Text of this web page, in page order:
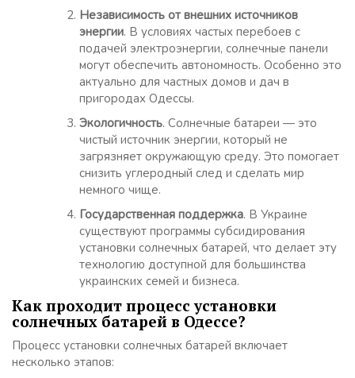
Независимость от внешних источников
энергии. В условиях частых перебоев с
подачей электроэнергии, солнечные панели
могут обеспечить автономность. Особенно это
актуально для частных домов и дач в
пригородах Одессы.
Экологичность. Солнечные батареи — это
чистый источник энергии, который не
загрязняет окружающую среду. Это помогает
снизить углеродный след и сделать мир
немного чище.
Государственная поддержка. В Украине
существуют программы субсидирования
установки солнечных батарей, что делает эту
технологию доступной для большинства
украинских семей и бизнеса.
Как проходит процесс установки
солнечных батарей в Одессе?
Процесс установки солнечных батарей включает
несколько этапов: